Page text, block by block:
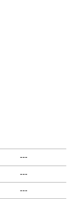
---
---
---